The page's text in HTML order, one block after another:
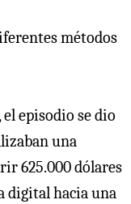
métodos
episodio se dio
una
625.000 dólares
digital hacia una